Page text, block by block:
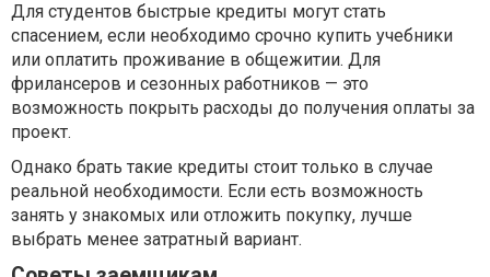
Для студентов быстрые кредиты могут стать
спасением, если необходимо срочно купить учебники
или оплатить проживание в общежитии. Для
фрилансеров и сезонных работников — это
возможность покрыть расходы до получения оплаты за
проект.
Однако брать такие кредиты стоит только в случае
реальной необходимости. Если есть возможность
занять у знакомых или отложить покупку, лучше
выбрать менее затратный вариант.